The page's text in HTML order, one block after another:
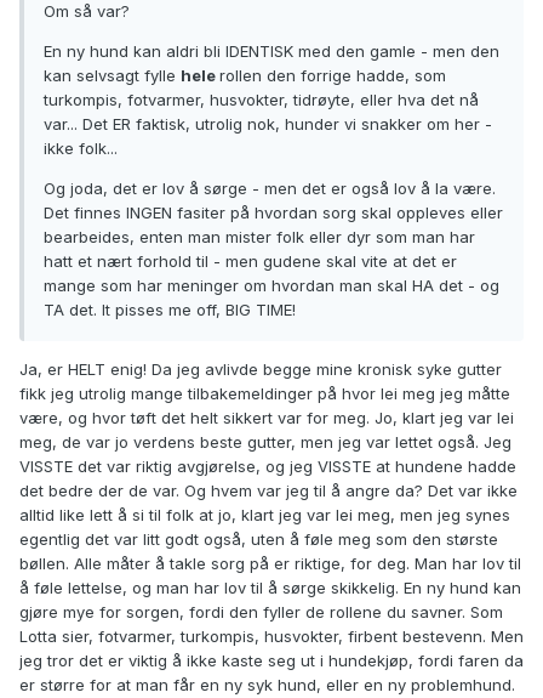
Om så var?
En ny hund kan aldri bli IDENTISK med den gamle - men den
kan selvsagt fylle helerollen den forrige hadde, som
turkompis, fotvarmer, husvokter, tidrøyte, eller hva det nå
var... Det ER faktisk, utrolig nok, hunder vi snakker om her -
ikke folk...
Og joda, det er lov å sørge - men det er også lov å la være.
Det finnes INGEN fasiter på hvordan sorg skal oppleves eller
bearbeides, enten man mister folk eller dyr som man har
hatt et nært forhold til - men gudene skal vite at det er
mange som har meninger om hvordan man skal HA det - og
TA det. It pisses me off, BIG TIME!
Ja, er HELT enig! Da jeg avlivde begge mine kronisk syke gutter
fikk jeg utrolig mange tilbakemeldinger på hvor lei meg jeg måtte
være, og hvor tøft det helt sikkert var for meg. Jo, klart jeg var lei
meg, de var jo verdens beste gutter, men jeg var lettet også. Jeg
VISSTE det var riktig avgjørelse, og jeg VISSTE at hundene hadde
det bedre der de var. Og hvem var jeg til å angre da? Det var ikke
alltid like lett å si til folk at jo, klart jeg var lei meg, men jeg synes
egentlig det var litt godt også, uten å føle meg som den største
bøllen. Alle måter å takle sorg på er riktige, for deg. Man har lov til
å føle lettelse, og man har lov til å sørge skikkelig. En ny hund kan
gjøre mye for sorgen, fordi den fyller de rollene du savner. Som
Lotta sier, fotvarmer, turkompis, husvokter, firbent bestevenn. Men
jeg tror det er viktig å ikke kaste seg ut i hundekjøp, fordi faren da
er større for at man får en ny syk hund, eller en ny problemhund.